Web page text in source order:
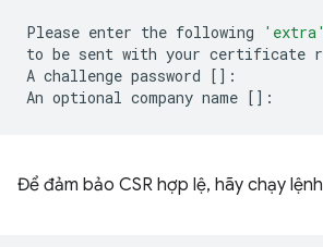
Please enter the following 'extra'
to be sent with your certificate
A challenge password [] :
An optional company name []
Để đảm bảo CSR hợp lệ, hãy chạy